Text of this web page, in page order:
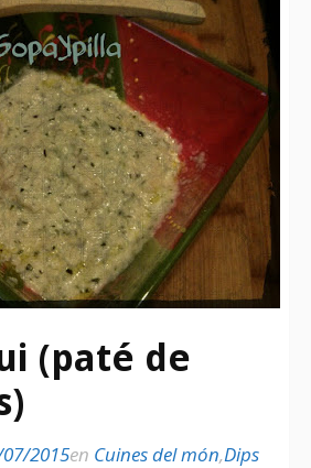
(paté de
2015en Cuines del món,Dips